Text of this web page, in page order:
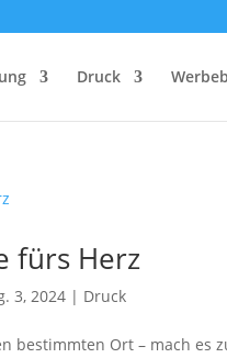
Druck
fürs Herz
3, 2024 | Druck
bestimmten Ort – mach es